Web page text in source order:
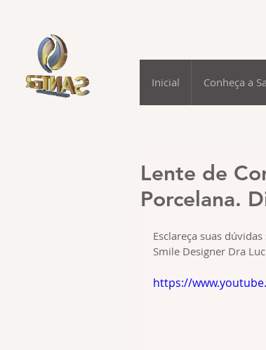
Inicial Conheça a
Lente de
Porcelana.
Esclareça suas
Smile Designer Dra
https://